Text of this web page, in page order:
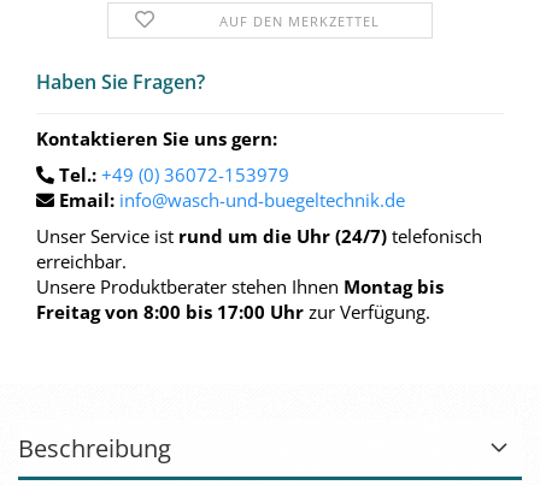
AUF DEN MERKZETTEL
Haben Sie Fra­gen?
Kontaktieren Sie uns gern:
Tel.: +49 (0) 36072-153979
Email: info@wasch-und-buegeltechnik.de
Unser Service ist rund um die Uhr (24/7) telefonisch
erreichbar.
Unsere Produktberater stehen Ihnen Montag bis
Freitag von 8:00 bis 17:00 Uhr zur Verfügung.
Beschreibung